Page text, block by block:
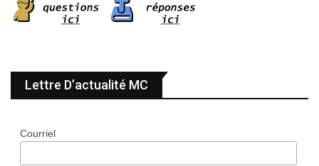
Lettre D’actualité MC
Courriel